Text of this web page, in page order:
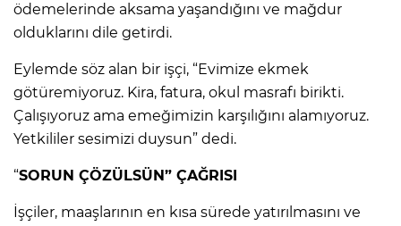
ödemelerinde aksama yaşandığını ve mağdur
olduklarını dile getirdi.
Eylemde söz alan bir işçi, “Evimize ekmek
götüremiyoruz. Kira, fatura, okul masrafı birikti.
Çalışıyoruz ama emeğimizin karşılığını alamıyoruz.
Yetkililer sesimizi duysun” dedi.
“SORUN ÇÖZÜLSÜN” ÇAĞRISI
İşçiler, maaşlarının en kısa sürede yatırılmasını ve